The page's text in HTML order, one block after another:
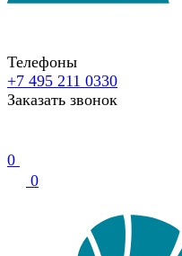
Телефоны
+7 495 211 0330
Заказать звонок
0
0